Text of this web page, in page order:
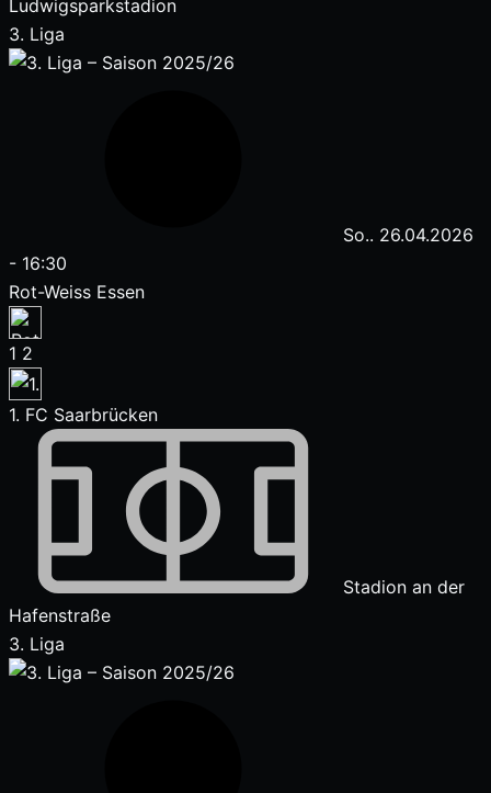
Ludwigsparkstadion
3. Liga
So.. 26.04.2026
- 16:30
Rot-Weiss Essen
1 2
1. FC Saarbrücken
Stadion an der
Hafenstraße
3. Liga